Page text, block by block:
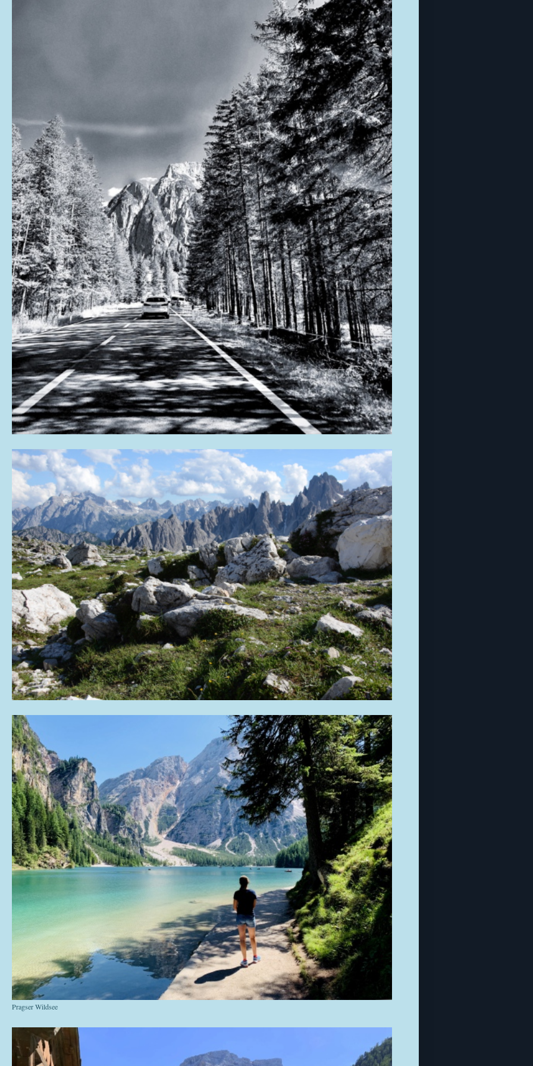
Pragser Wildsee